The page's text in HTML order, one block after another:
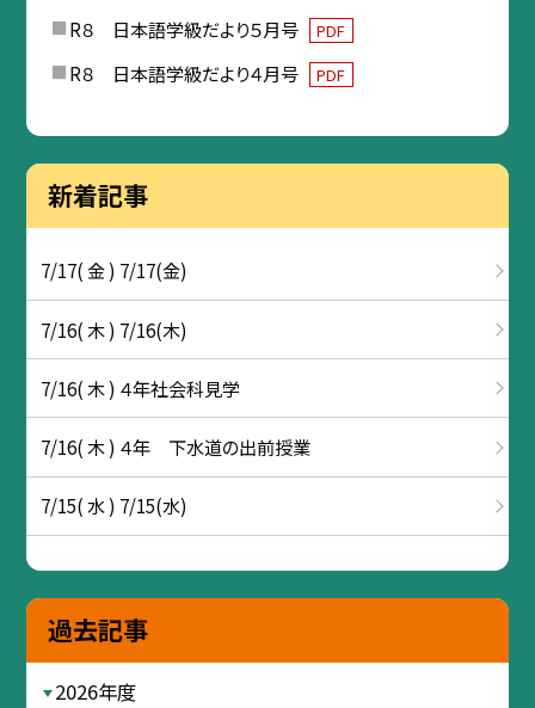
R８ 日本語学級だより５月号
PDF
R８ 日本語学級だより４月号 PDF
新着記事
7/17( 金 ) 7/17(金)
7/16( 木 ) 7/16(木)
7/16( 木 ) ４年社会科見学
7/16( 木 ) ４年 下水道の出前授業
7/15( 水 ) 7/15(水)
過去記事
2026年度